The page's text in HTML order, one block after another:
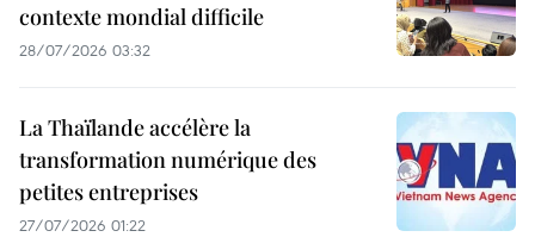
contexte mondial difficile
28/07/2026 03:32
La Thaïlande accélère la
transformation numérique des
petites entreprises
27/07/2026 01:22